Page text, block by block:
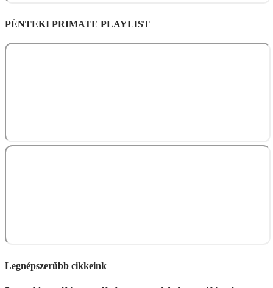
PÉNTEKI PRIMATE PLAYLIST
Legnépszerűbb cikkeink